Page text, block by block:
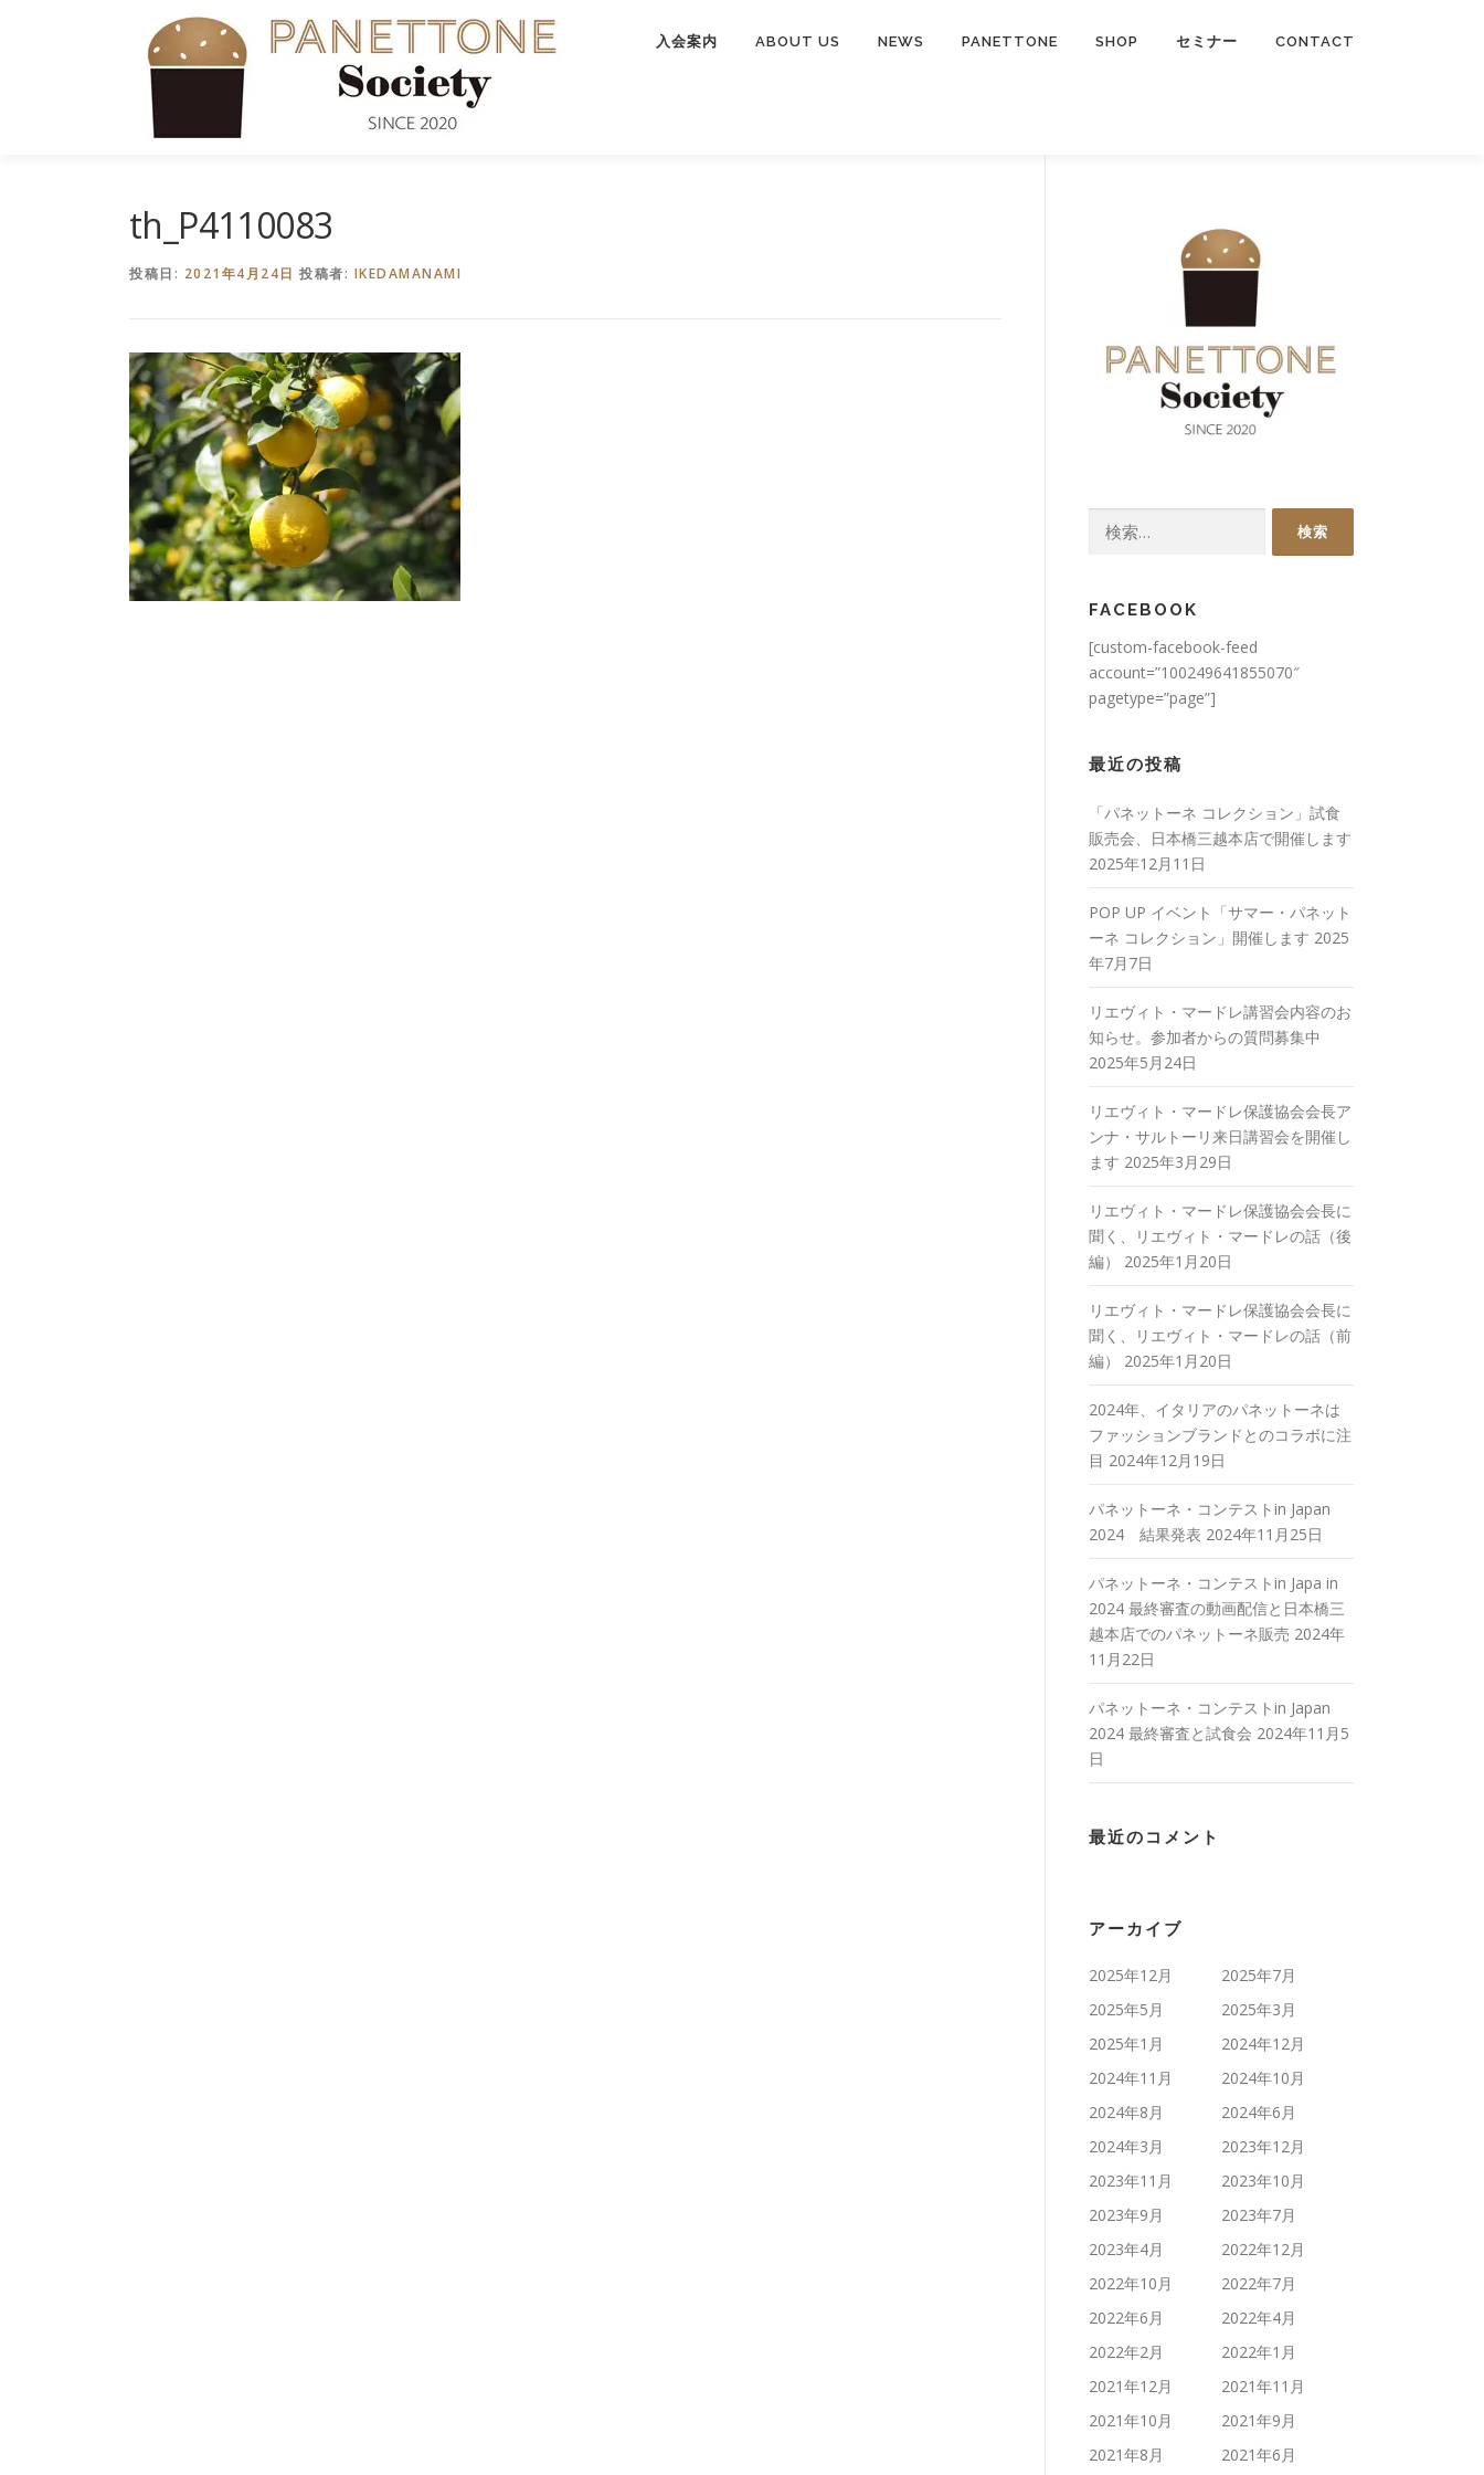
入会案内 ABOUT US NEWS PANETTONE SHOP セミナー CONTACT
th_P4110083
投稿日: 2021年4月24日 投稿者: IKEDAMANAMI
FACEBOOK
[custom-facebook-feed
account=”100249641855070″
pagetype=”page”]
最近の投稿
「パネットーネ コレクション」試食
販売会、日本橋三越本店で開催します
2025年12月11日
POP UP イベント「サマー・パネット
ーネ コレクション」開催します 2025
年7月7日
リエヴィト・マードレ講習会内容のお
知らせ。参加者からの質問募集中
2025年5月24日
リエヴィト・マードレ保護協会会長ア
ンナ・サルトーリ来日講習会を開催し
ます 2025年3月29日
リエヴィト・マードレ保護協会会長に
聞く、リエヴィト・マードレの話（後
編）
2025年1月20日
リエヴィト・マードレ保護協会会長に
聞く、リエヴィト・マードレの話（前
編）
2025年1月20日
2024年、イタリアのパネットーネは
ファッションブランドとのコラボに注
目 2024年12月19日
パネットーネ・コンテストin Japan
2024 結果発表 2024年11月25日
パネットーネ・コンテストin Japa in
2024 最終審査の動画配信と日本橋三
越本店でのパネットーネ販売 2024年
11月22日
パネットーネ・コンテストin Japan
2024 最終審査と試食会 2024年11月5
日
最近のコメント
アーカイブ
2025年12月
2025年7月
2025年5月
2025年3月
2025年1月
2024年12月
2024年11月
2024年10月
2024年8月
2024年6月
2024年3月
2023年12月
2023年11月
2023年10月
2023年9月
2023年7月
2023年4月
2022年12月
2022年10月
2022年7月
2022年6月
2022年4月
2022年2月
2022年1月
2021年12月
2021年11月
2021年10月
2021年9月
2021年8月
2021年6月